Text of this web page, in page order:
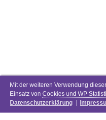
Mit der weiteren Verwendung
Einsatz von Cookies und WP
Datenschutzerklärung